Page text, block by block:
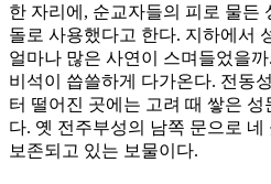
한 자리에, 순교자들의 피로 물든
돌로 사용했다고 한다. 지하에서
얼마나 많은 사연이 스며들었을
비석이 씁쓸하게 다가온다. 전동
터 떨어진 곳에는 고려 때 쌓은 성
다. 옛 전주부성의 남쪽 문으로 네
보존되고 있는 보물이다.